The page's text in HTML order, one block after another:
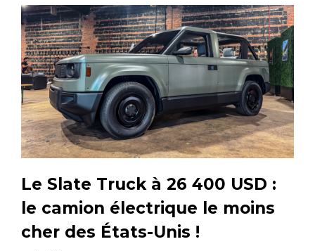
Le Slate Truck à 26 400 USD :
le camion électrique le moins
cher des États-Unis !